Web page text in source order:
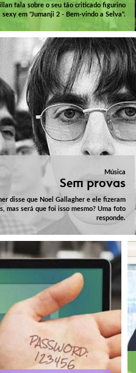
fala sobre o seu tão criticado figurino
sexy em "Jumanji 2 - Bem-vindo a Selva".
Música
Sem provas
disse que Noel Gallagher e ele fizeram
mas será que foi isso mesmo? Uma foto
responde.